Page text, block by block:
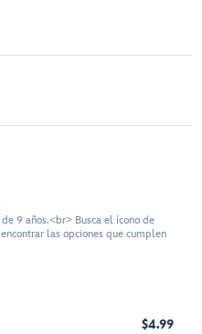
9 años.<br> Busca el ícono de
las opciones que cumplen
$4.99